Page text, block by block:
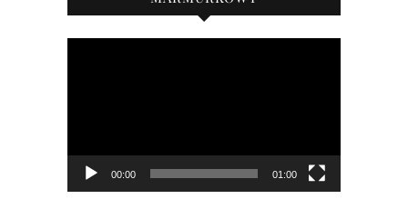
00:00 01:00